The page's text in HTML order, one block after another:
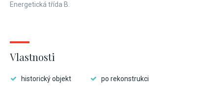
Energetická třída B.
Vlastnosti
historický objekt po rekonstrukci